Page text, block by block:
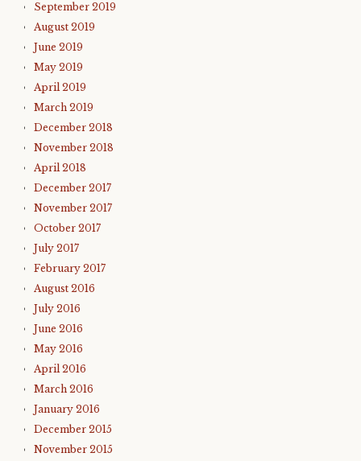
September 2019
August 2019
June 2019
May 2019
April 2019
March 2019
December 2018
November 2018
April 2018
December 2017
November 2017
October 2017
July 2017
February 2017
August 2016
July 2016
June 2016
May 2016
April 2016
March 2016
January 2016
December 2015
November 2015